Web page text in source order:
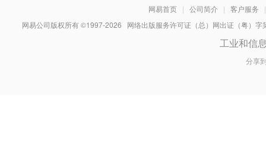
网易首页 | 公司简介 | 客户服务
|
网易公司版权所有 ©1997-2026 网络出版服务许可证（总）网出证（粤）
工业和信
分享